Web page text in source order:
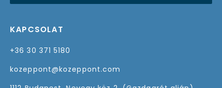
KAPCSOLAT
+36 30 371 5180
kozeppont@kozeppont.com